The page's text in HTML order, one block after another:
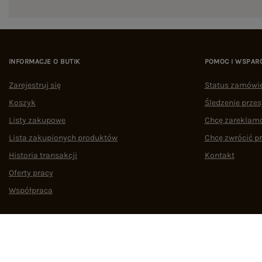
INFORMACJE O BUTIK
Zarejestruj się
Koszyk
Listy zakupowe
Lista zakupionych produktów
Historia transakcji
Oferty pracy
Współpraca
POMOC I
Status
Śledzenie
Chcę
Chcę zwrócić
Kontakt